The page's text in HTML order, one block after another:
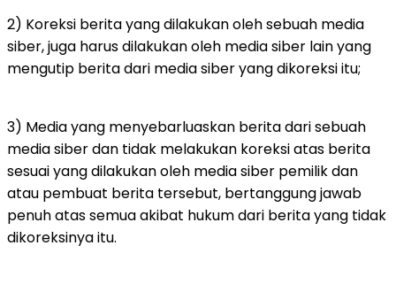
2) Koreksi berita yang dilakukan oleh sebuah media
siber, juga harus dilakukan oleh media siber lain yang
mengutip berita dari media siber yang dikoreksi itu;
3) Media yang menyebarluaskan berita dari sebuah
media siber dan tidak melakukan koreksi atas berita
sesuai yang dilakukan oleh media siber pemilik dan
atau pembuat berita tersebut, bertanggung jawab
penuh atas semua akibat hukum dari berita yang tidak
dikoreksinya itu.